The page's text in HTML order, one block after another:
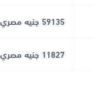
59135 جنيه مصري
11827 جنيه مصري